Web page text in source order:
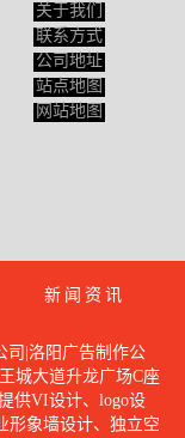
关于我们
联系方式
公司地址
站点地图
网站地图
新闻资讯
司|洛阳广告制作公
城大道升龙广场C座
供VI设计、logo设
形象墙设计、独立空